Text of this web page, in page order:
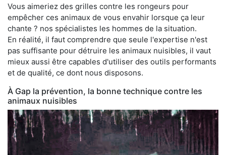
Vous aimeriez des grilles contre les rongeurs pour
empêcher ces animaux de vous envahir lorsque ça leur
chante ? nos spécialistes les hommes de la situation.
En réalité, il faut comprendre que seule l'expertise n'est
pas suffisante pour détruire les animaux nuisibles, il vaut
mieux aussi être capables d'utiliser des outils performants
et de qualité, ce dont nous disposons.
À Gap la prévention, la bonne technique contre les
animaux nuisibles